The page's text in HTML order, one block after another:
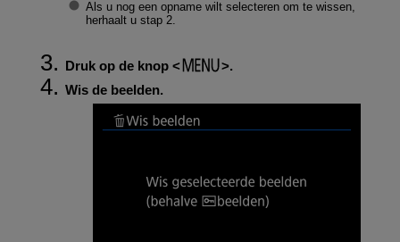
Als u nog een opname wilt selecteren om te wissen,
herhaalt u stap 2.
Druk op de knop
.
Wis de beelden.